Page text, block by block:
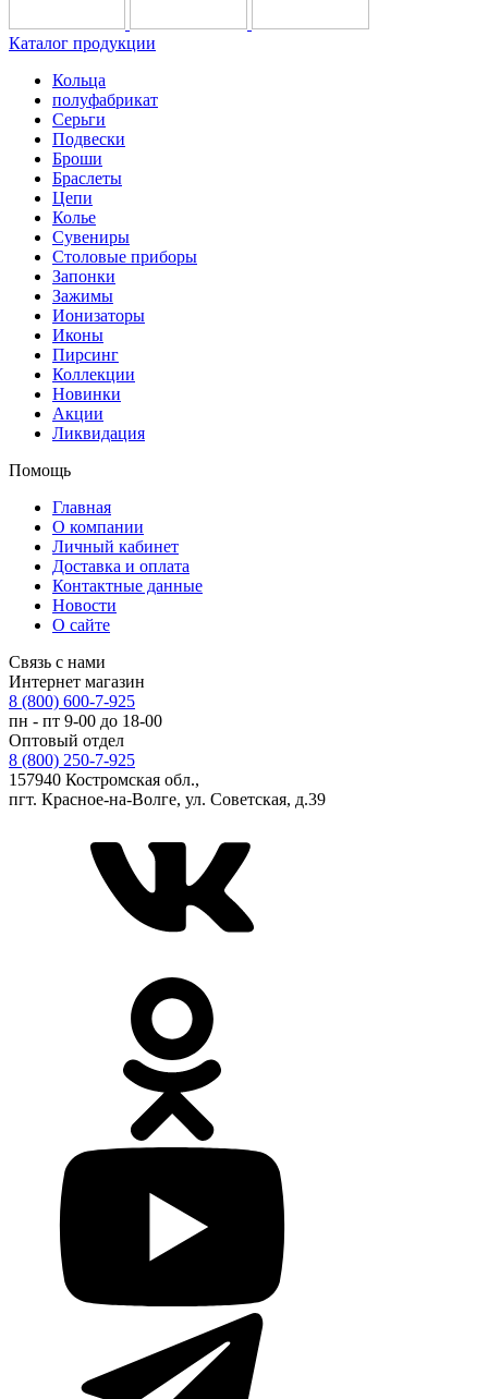
Каталог продукции
Кольца
полуфабрикат
Серьги
Подвески
Броши
Браслеты
Цепи
Колье
Сувениры
Столовые приборы
Запонки
Зажимы
Ионизаторы
Иконы
Пирсинг
Коллекции
Новинки
Акции
Ликвидация
Помощь
Главная
О компании
Личный кабинет
Доставка и оплата
Контактные данные
Новости
О сайте
Связь с нами
Интернет магазин
8 (800) 600-7-925
пн - пт 9-00 до 18-00
Оптовый отдел
8 (800) 250-7-925
157940 Костромская обл.,
пгт. Красное-на-Волге, ул. Советская, д.39